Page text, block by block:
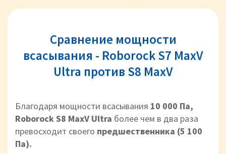
Сравнение мощности
всасывания - Roborock S7 MaxV
Ultra против S8 MaxV
Благодаря мощности всасывания 10 000 Па,
Roborock S8 MaxV Ultra более чем в два раза
превосходит своего предшественника (5 100
Па).